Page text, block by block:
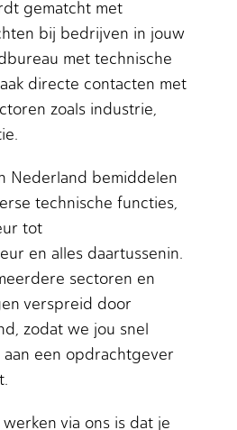
gematcht met
bij bedrijven in jouw
met technische
directe contacten met
zoals industrie,
Nederland bemiddelen
technische functies,
tot
en alles daartussenin.
sectoren en
verspreid door
zodat we jou snel
aan een opdrachtgever
via ons is dat je